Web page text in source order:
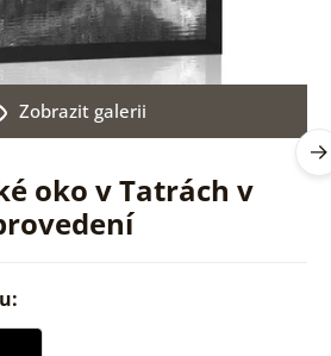
oko v Tatrách v
Zobrazit galerii